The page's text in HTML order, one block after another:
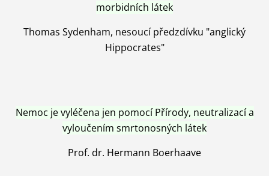
morbidních látek
Thomas Sydenham, nesoucí předzdívku "anglický
Hippocrates"
Nemoc je vyléčena jen pomocí Přírody, neutralizací a
vyloučením smrtonosných látek
Prof. dr. Hermann Boerhaave